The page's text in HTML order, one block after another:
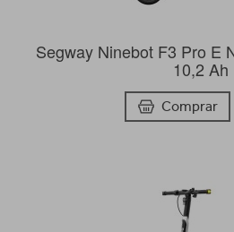
Segway Ninebot F3 Pro E
10,2 Ah
Comprar